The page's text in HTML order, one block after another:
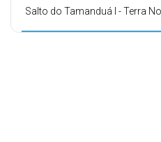
Salto do Tamanduá I - Terra